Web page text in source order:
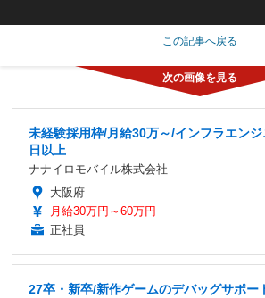
この記事へ戻る
未経験採用枠/月給30万～/インフラエン
日以上
ナナイロモバイル株式会社
大阪府
月給30万円～60万円
正社員
27卒・新卒/新作ゲームのデバッグサポー